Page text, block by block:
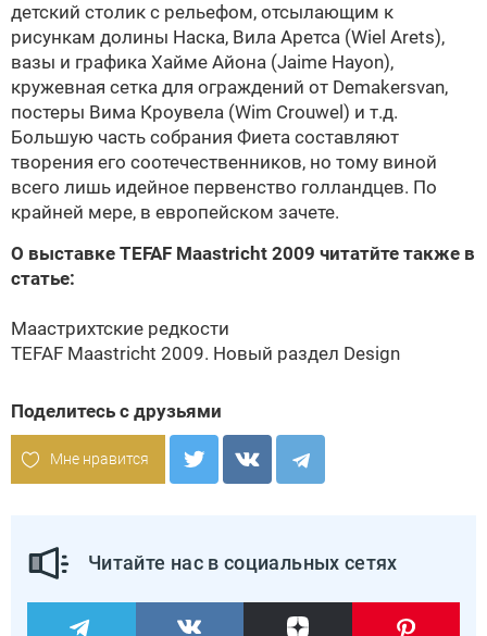
детский столик с рельефом, отсылающим к
рисункам долины Наска, Вила Аретса (Wiel Arets),
вазы и графика Хайме Айона (Jaime Hayon),
кружевная сетка для ограждений от Demakersvan,
постеры Вима Кроувела (Wim Crouwel) и т.д.
Большую часть собрания Фиета составляют
творения его соотечественников, но тому виной
всего лишь идейное первенство голландцев. По
крайней мере, в европейском зачете.
О выставке TEFAF Maastricht 2009 читатйте также в
статье:
Маастрихтские редкости
TEFAF Maastricht 2009. Новый раздел Design
Поделитесь с друзьями
Мне нравится
Читайте нас в социальных сетях